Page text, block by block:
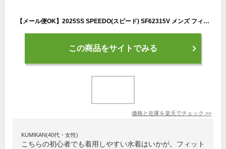
【メール便OK】2025SS SPEEDO(スピード) SF62315V メンズ フィットネス水着 スイムスパッツ スイムウェア 水泳 男性用 初心者
この商品をサイトでみる
価格と在庫を楽天でチェック >>
KUMIKAN(40代・女性)
こちらの初心者でも着用しやすい水着はいかが。フィット